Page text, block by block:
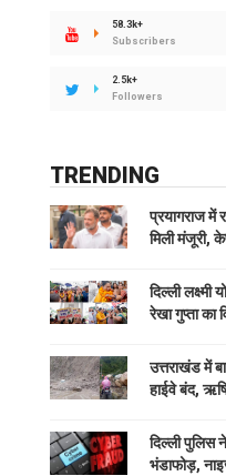
58.3k+
Subscribers
2.5k+
Followers
TRENDING
प्रयागराज में
मिली मंजूरी,
दिल्ली
रेखा गुप्ता का
उत्तराखंड में
हाईवे बंद,
दिल्ली पुलिस
भंडाफोड़,